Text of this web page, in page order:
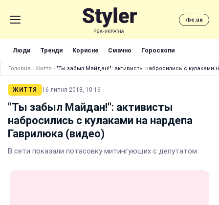
rbc.ua
Люди Тренди Корисне Смачно Гороскопи
Головна › Життя › "Ты забыл Майдан!": активисты набросились с кулаками
ЖИТТЯ 16 липня 2018, 10:16
"Ты забыл Майдан!": активисты
набросились с кулаками на нардепа
Гаврилюка (видео)
В сети показали потасовку митингующих с депутатом